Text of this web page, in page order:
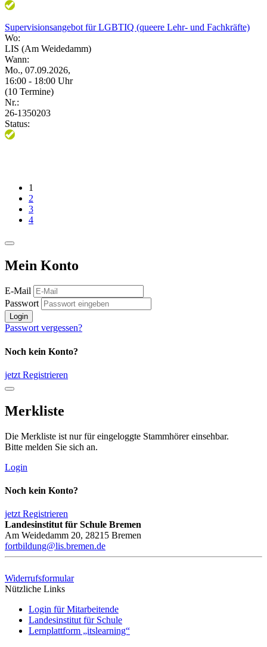
Supervisionsangebot für LGBTIQ (queere Lehr- und Fachkräfte)
Wo:
LIS (Am Weidedamm)
Wann:
Mo., 07.09.2026,
16:00 - 18:00 Uhr
(10 Termine)
Nr.:
26-1350203
Status:
1
2
3
4
Mein Konto
E-Mail
Passwort
Login
Passwort vergessen?
Noch kein Konto?
jetzt Registrieren
Merkliste
Die Merkliste ist nur für eingeloggte Stammhörer einsehbar.
Bitte melden Sie sich an.
Login
Noch kein Konto?
jetzt Registrieren
Landesinstitut für Schule Bremen
Am Weidedamm 20, 28215 Bremen
fortbildung@lis.bremen.de
Widerrufsformular
Nützliche Links
Login für Mitarbeitende
Landesinstitut für Schule
Lernplattform „itslearning“